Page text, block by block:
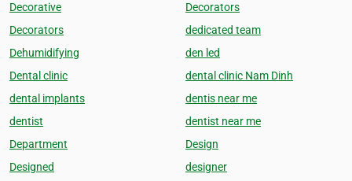
Decorative
Decorators
Decorators
dedicated team
Dehumidifying
den led
Dental clinic
dental clinic Nam Dinh
dental implants
dentis near me
dentist
dentist near me
Department
Design
Designed
designer